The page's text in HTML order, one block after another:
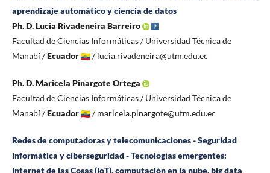
aprendizaje automático y ciencia de datos
Ph. D. Lucia Rivadeneira Barreiro
Facultad de Ciencias Informáticas / Universidad Técnica de
Manabí /Ecuador / lucia.rivadeneira@utm.edu.ec
Ph. D. Maricela Pinargote Ortega
Facultad de Ciencias Informáticas / Universidad Técnica de
Manabí /Ecuador / maricela.pinargote@utm.edu.ec
Redes de computadoras y telecomunicaciones - Seguridad
informática y ciberseguridad - Tecnologías emergentes:
Internet de las Cosas (IoT), computación en la nube, big data